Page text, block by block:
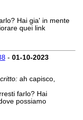
Hai gia' in mente
quei link
- 01-10-2023
ah capisco,
farlo? Hai
possiamo